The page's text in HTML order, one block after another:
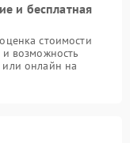
и бесплатная
стоимости
и возможность
или онлайн на